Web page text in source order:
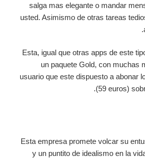
salga mas elegante o mandar
usted. Asimismo de otras tareas
Esta, igual que otras apps de este
un paquete Gold, con muchas
usuario que este dispuesto a abonar
(59 euros)
Esta empresa promete volcar su
y un puntito de idealismo en la